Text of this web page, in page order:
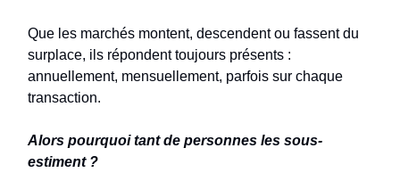
Que les marchés montent, descendent ou fassent du
surplace, ils répondent toujours présents :
annuellement, mensuellement, parfois sur chaque
transaction.
Alors pourquoi tant de personnes les sous-
estiment ?